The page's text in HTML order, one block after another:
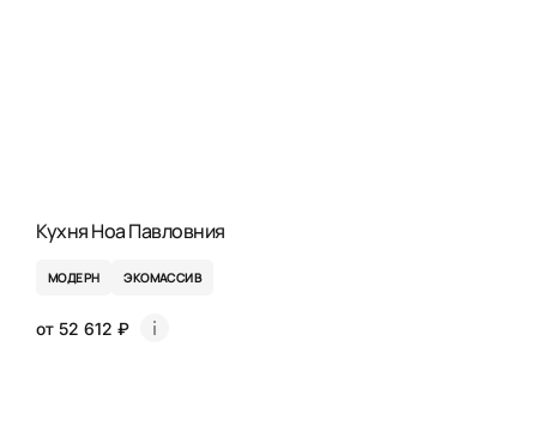
Кухня Ноа Павловния
МОДЕРН ЭКОМАССИВ
от 52 612 ₽